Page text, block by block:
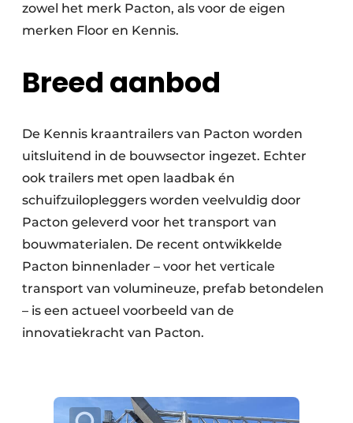
zowel het merk Pacton, als voor de eigen
merken Floor en Kennis.
Breed aanbod
De Kennis kraantrailers van Pacton worden
uitsluitend in de bouwsector ingezet. Echter
ook trailers met open laadbak én
schuifzuilopleggers worden veelvuldig door
Pacton geleverd voor het transport van
bouwmaterialen. De recent ontwikkelde
Pacton binnenlader – voor het verticale
transport van volumineuze, prefab betondelen
– is een actueel voorbeeld van de
innovatiekracht van Pacton.